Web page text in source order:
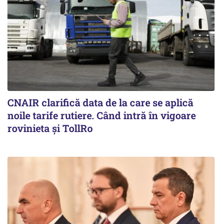
CNAIR clarifică data de la care se aplică
noile tarife rutiere. Când intră în vigoare
rovinieta și TollRo